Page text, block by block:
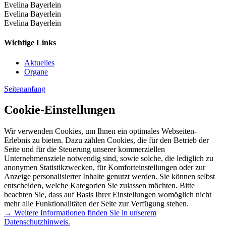
Evelina Bayerlein
Evelina Bayerlein
Evelina Bayerlein
Wichtige Links
Aktuelles
Organe
Seitenanfang
Cookie-Einstellungen
Wir verwenden Cookies, um Ihnen ein optimales Webseiten-
Erlebnis zu bieten. Dazu zählen Cookies, die für den Betrieb der
Seite und für die Steuerung unserer kommerziellen
Unternehmensziele notwendig sind, sowie solche, die lediglich zu
anonymen Statistikzwecken, für Komforteinstellungen oder zur
Anzeige personalisierter Inhalte genutzt werden. Sie können selbst
entscheiden, welche Kategorien Sie zulassen möchten. Bitte
beachten Sie, dass auf Basis Ihrer Einstellungen womöglich nicht
mehr alle Funktionalitäten der Seite zur Verfügung stehen.
→ Weitere Informationen finden Sie in unserem
Datenschutzhinweis.